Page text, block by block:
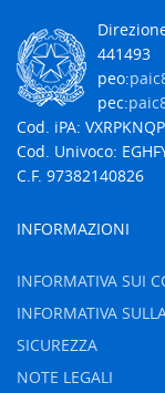
441493
peo:
pec:
Cod. iPA: VXRPKNQP
Cod. Univoco:
C.F. 97382140826
INFORMAZIONI
INFORMATIVA SUI
INFORMATIVA
SICUREZZA
NOTE LEGALI